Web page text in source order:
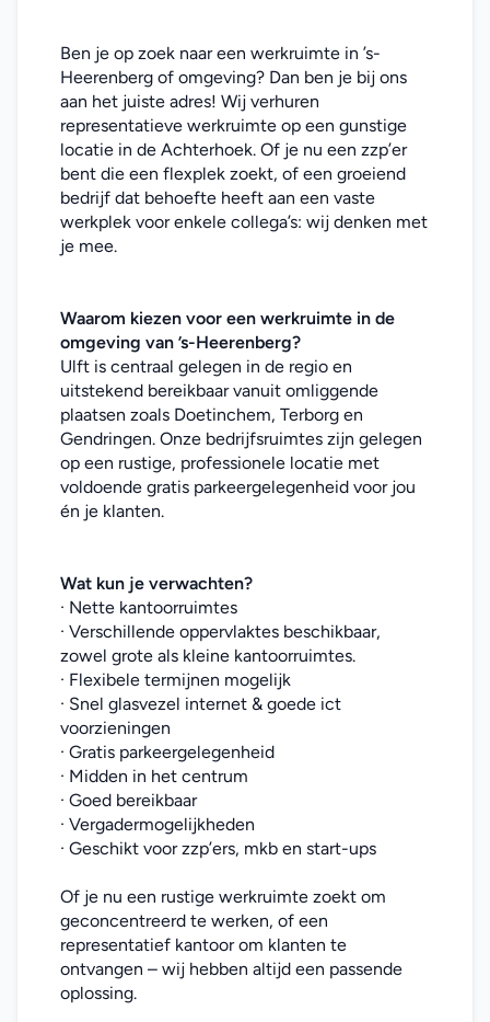
Ben je op zoek naar een werkruimte in ’s-
Heerenberg of omgeving? Dan ben je bij ons
aan het juiste adres! Wij verhuren
representatieve werkruimte op een gunstige
locatie in de Achterhoek. Of je nu een zzp’er
bent die een flexplek zoekt, of een groeiend
bedrijf dat behoefte heeft aan een vaste
werkplek voor enkele collega’s: wij denken met
je mee.
Waarom kiezen voor een werkruimte in de
omgeving van ’s-Heerenberg?
Ulft is centraal gelegen in de regio en
uitstekend bereikbaar vanuit omliggende
plaatsen zoals Doetinchem, Terborg en
Gendringen. Onze bedrijfsruimtes zijn gelegen
op een rustige, professionele locatie met
voldoende gratis parkeergelegenheid voor jou
én je klanten.
Wat kun je verwachten?
· Nette kantoorruimtes
· Verschillende oppervlaktes beschikbaar,
zowel grote als kleine kantoorruimtes.
· Flexibele termijnen mogelijk
· Snel glasvezel internet & goede ict
voorzieningen
· Gratis parkeergelegenheid
· Midden in het centrum
· Goed bereikbaar
· Vergadermogelijkheden
· Geschikt voor zzp’ers, mkb en start-ups
Of je nu een rustige werkruimte zoekt om
geconcentreerd te werken, of een
representatief kantoor om klanten te
ontvangen – wij hebben altijd een passende
oplossing.